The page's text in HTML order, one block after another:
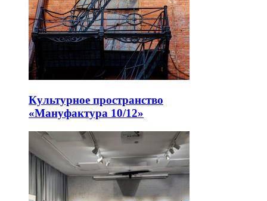
Культурное пространство
«Мануфактура 10/12»